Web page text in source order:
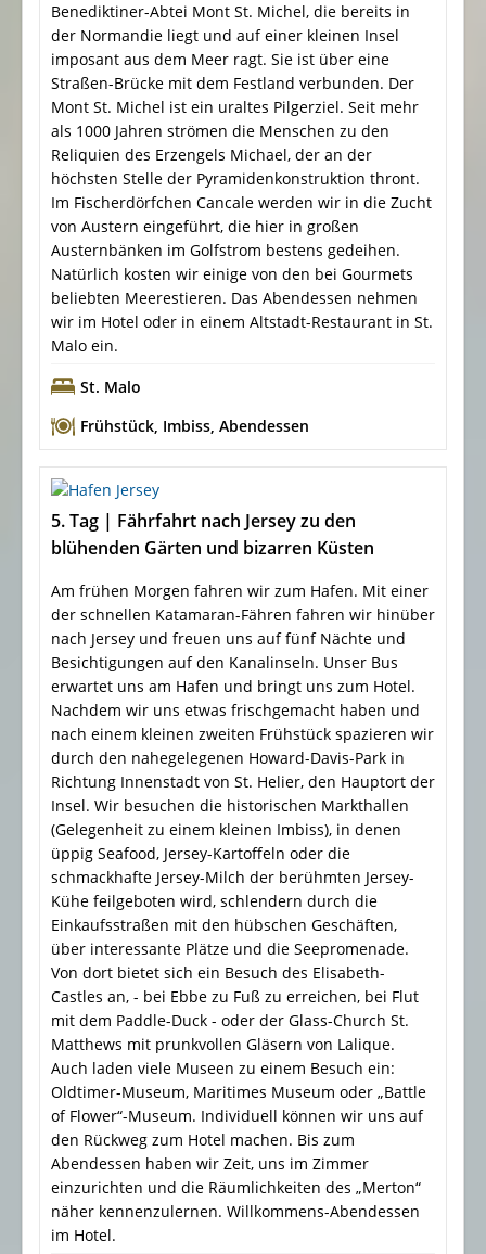
Benediktiner-Abtei Mont St. Michel, die bereits in
der Normandie liegt und auf einer kleinen Insel
imposant aus dem Meer ragt. Sie ist über eine
Straßen-Brücke mit dem Festland verbunden. Der
Mont St. Michel ist ein uraltes Pilgerziel. Seit mehr
als 1000 Jahren strömen die Menschen zu den
Reliquien des Erzengels Michael, der an der
höchsten Stelle der Pyramidenkonstruktion thront.
Im Fischerdörfchen Cancale werden wir in die Zucht
von Austern eingeführt, die hier in großen
Austernbänken im Golfstrom bestens gedeihen.
Natürlich kosten wir einige von den bei Gourmets
beliebten Meerestieren. Das Abendessen nehmen
wir im Hotel oder in einem Altstadt-Restaurant in St.
Malo ein.
St. Malo
Frühstück Imbiss Abendessen
5. Tag | Fährfahrt nach Jersey zu den
blühenden Gärten und bizarren Küsten
Am frühen Morgen fahren wir zum Hafen. Mit einer
der schnellen Katamaran-Fähren fahren wir hinüber
nach Jersey und freuen uns auf fünf Nächte und
Besichtigungen auf den Kanalinseln. Unser Bus
erwartet uns am Hafen und bringt uns zum Hotel.
Nachdem wir uns etwas frischgemacht haben und
nach einem kleinen zweiten Frühstück spazieren wir
durch den nahegelegenen Howard-Davis-Park in
Richtung Innenstadt von St. Helier, den Hauptort der
Insel. Wir besuchen die historischen Markthallen
(Gelegenheit zu einem kleinen Imbiss), in denen
üppig Seafood, Jersey-Kartoffeln oder die
schmackhafte Jersey-Milch der berühmten Jersey-
Kühe feilgeboten wird, schlendern durch die
Einkaufsstraßen mit den hübschen Geschäften,
über interessante Plätze und die Seepromenade.
Von dort bietet sich ein Besuch des Elisabeth-
Castles an, - bei Ebbe zu Fuß zu erreichen, bei Flut
mit dem Paddle-Duck - oder der Glass-Church St.
Matthews mit prunkvollen Gläsern von Lalique.
Auch laden viele Museen zu einem Besuch ein:
Oldtimer-Museum, Maritimes Museum oder „Battle
of Flower“-Museum. Individuell können wir uns auf
den Rückweg zum Hotel machen. Bis zum
Abendessen haben wir Zeit, uns im Zimmer
einzurichten und die Räumlichkeiten des „Merton“
näher kennenzulernen. Willkommens-Abendessen
im Hotel.